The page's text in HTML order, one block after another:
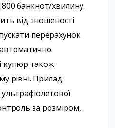
банкнот/хвилину.
від зношеності
перерахунок
купюр також
рівні. Прилад
за розміром,